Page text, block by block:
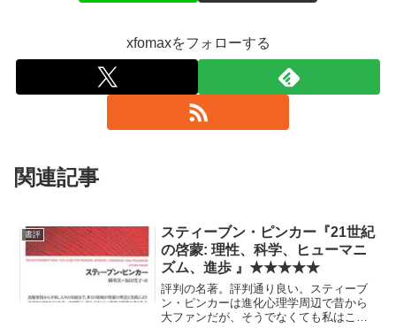
xfomaxをフォローする
関連記事
書評
スティーブン・ピンカー『21世紀
の啓蒙: 理性、科学、ヒューマニ
ズム、進歩 』★★★★★
評判の名著。評判通り良い。スティーブ
ン・ピンカーは進化心理学周辺で昔から
大ファンだが、そうでなくても私はこの